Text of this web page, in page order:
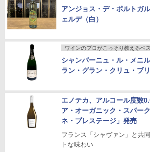
アンジョス・デ・ポルトガ
ェルデ（白）
ワインのプロがこっそり教えるベ
シャンパーニュ・ル・メニ
ラン・グラン・クリュ・ブ
エノテカ、アルコール度数
ア・オーガニック・スパー
ネ・プレステージ」発売
フランス「シャヴァン」と共
トな味わい